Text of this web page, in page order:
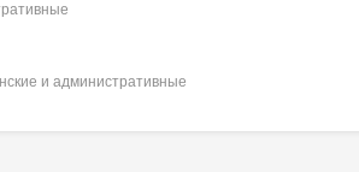
и административные